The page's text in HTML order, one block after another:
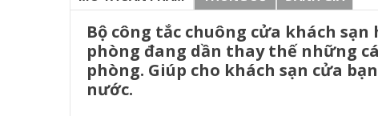
Bộ công tắc chuông cửa khách
phòng đang dần thay thế những
phòng. Giúp cho khách sạn cửa
nước.